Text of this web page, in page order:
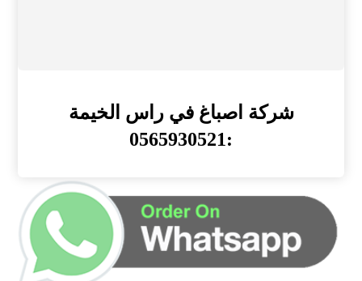
شركة اصباغ في راس الخيمة
:0565930521